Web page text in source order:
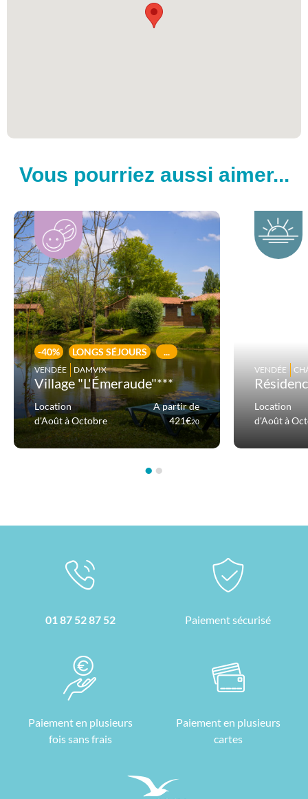
Vous pourriez aussi aimer...
-40% LONGS SÉJOURS ...
VENDÉE DAMVIX
Village "L'Émeraude"***
Location
d'Août à Octobre
A partir de
421€20
VENDÉE
Location
d'Août à
• •
01 87 52 87 52 Paiement sécurisé
Paiement en plusieurs
fois sans frais
Paiement en plusieurs
cartes